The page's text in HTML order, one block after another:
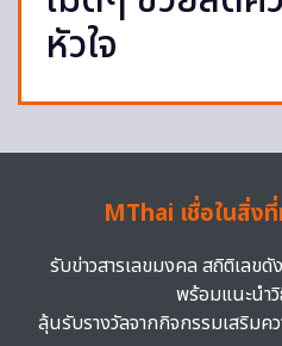
หัวใจ
MThai เชื่อในสิ่ง
รับข่าวสารเลขมงคล สถิติเลขดั
พร้อมแนะนำ
ลุ้นรับรางวัลจากกิจกรรมเสริมค